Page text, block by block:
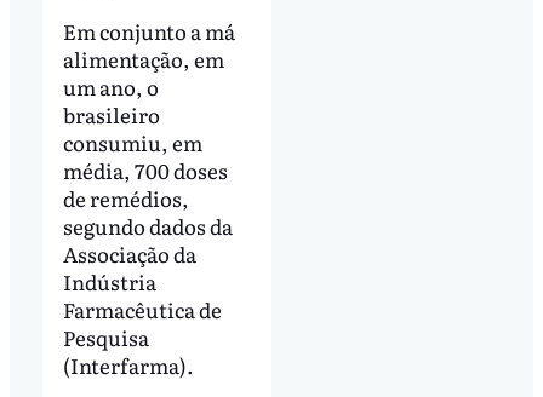
Em conjunto a má
alimentação, em
um ano, o
brasileiro
consumiu, em
média, 700 doses
de remédios,
segundo dados da
Associação da
Indústria
Farmacêutica de
Pesquisa
(Interfarma).